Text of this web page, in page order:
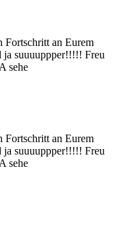
Fortschritt an Eurem
ja suuuuppper!!!!! Freu
sehe
Fortschritt an Eurem
ja suuuuppper!!!!! Freu
sehe